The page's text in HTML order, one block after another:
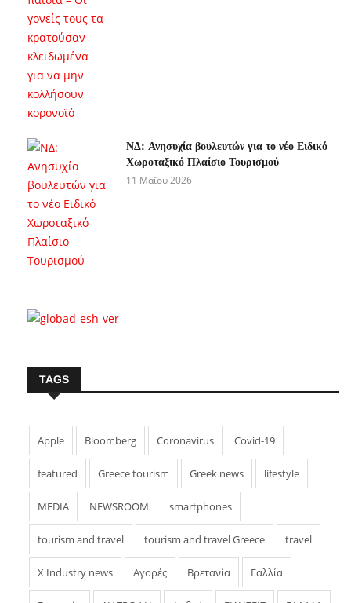
ΝΔ: Ανησυχία βουλευτών για το νέο Ειδικό
Χωροταξικό Πλαίσιο Τουρισμού
11 Μαΐου 2026
TAGS
Apple Bloomberg Coronavirus Covid-19
featured Greece tourism Greek news lifestyle
MEDIA NEWSROOM smartphones
tourism and travel tourism and travel Greece travel
X Industry news Αγορές Βρετανία Γαλλία